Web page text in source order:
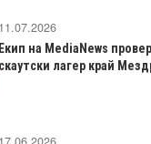
11.07.2026
Екип на MediaNews
скаутски лагер край